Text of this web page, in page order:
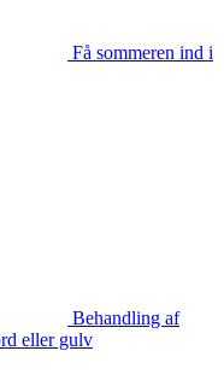
Få sommeren ind i
Behandling af
eller gulv